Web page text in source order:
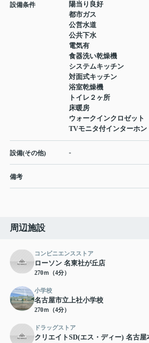
設備条件
陽当り良好
都市ガス
公営水道
公共下水
電気有
食器洗い乾燥機
システムキッチン
対面式キッチン
浴室乾燥機
トイレ２ヶ所
床暖房
ウォークインクロゼット
TVモニタ付インターホン
設備(その他) -
備考
周辺施設
コンビニエンスストア
ローソン 名東社が丘店
270ｍ（4分）
小学校
名古屋市立上社小学校
270ｍ（4分）
ドラッグストア
クリエイトSD(エス・ディー) 名古屋